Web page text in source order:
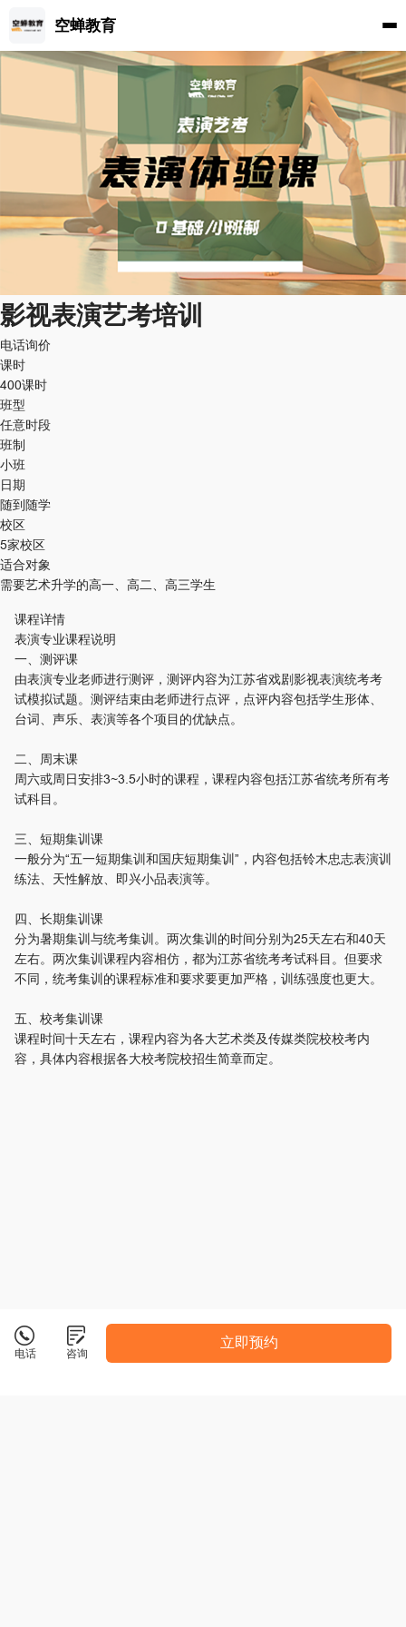
空蝉教育
影视表演艺考培训
电话询价
课时
400课时
班型
任意时段
班制
小班
日期
随到随学
校区
5家校区
适合对象
需要艺术升学的高一、高二、高三学生
课程详情
表演专业课程说明
一、测评课
由表演专业老师进行测评，测评内容为江苏省戏剧影视表演统考考
试模拟试题。测评结束由老师进行点评，点评内容包括学生形体、
台词、声乐、表演等各个项目的优缺点。
二、周末课
周六或周日安排3~3.5小时的课程，课程内容包括江苏省统考所有考
试科目。
三、短期集训课
一般分为“五一短期集训和国庆短期集训”，内容包括铃木忠志表演训
练法、天性解放、即兴小品表演等。
四、长期集训课
分为暑期集训与统考集训。两次集训的时间分别为25天左右和40天
左右。两次集训课程内容相仿，都为江苏省统考考试科目。但要求
不同，统考集训的课程标准和要求要更加严格，训练强度也更大。
五、校考集训课
课程时间十天左右，课程内容为各大艺术类及传媒类院校校考内
容，具体内容根据各大校考院校招生简章而定。
电话 咨询
立即预约